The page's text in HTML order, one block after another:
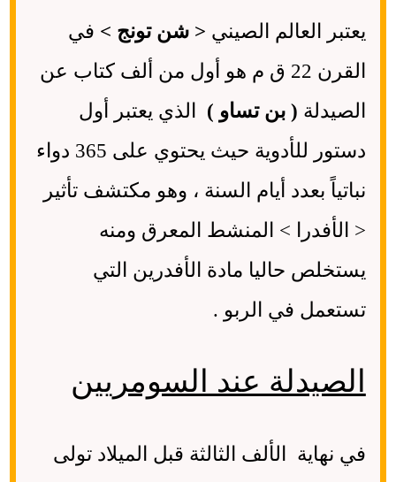
يعتبر العالم الصيني < شن تونج > في
القرن 22 ق م هو أول من ألف كتاب عن
الصيدلة ( بن تساو ) الذي يعتبر أول
دستور للأدوية حيث يحتوي على 365 دواء
نباتياً بعدد أيام السنة ، وهو مكتشف تأثير
< الأفدرا > المنشط المعرق ومنه
يستخلص حاليا مادة الأفدرين التي
تستعمل في الربو .
الصيدلة عند السومريين
في نهاية الألف الثالثة قبل الميلاد تولى